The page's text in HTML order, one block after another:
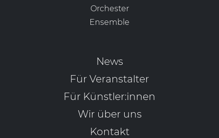
Orchester
Ensemble
News
Für Veranstalter
Für Künstler:innen
Wir über uns
Kontakt